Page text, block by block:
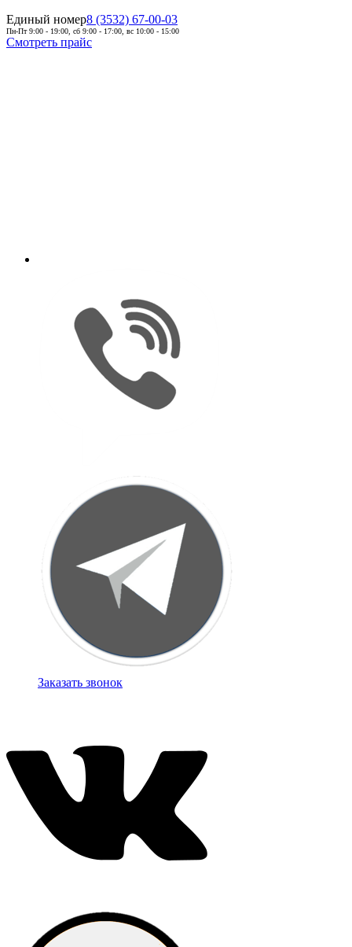
Единый номер8 (3532) 67-00-03
Пн-Пт 9:00 - 19:00, сб 9:00 - 17:00, вс 10:00 - 15:00
Смотреть прайс
Заказать звонок